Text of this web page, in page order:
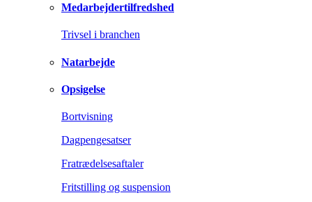
Medarbejdertilfredshed
Trivsel i branchen
Natarbejde
Opsigelse
Bortvisning
Dagpengesatser
Fratrædelsesaftaler
Fritstilling og suspension